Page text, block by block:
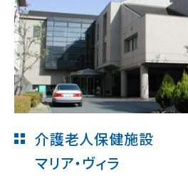
介護老人保健施設
マリア・ヴィラ